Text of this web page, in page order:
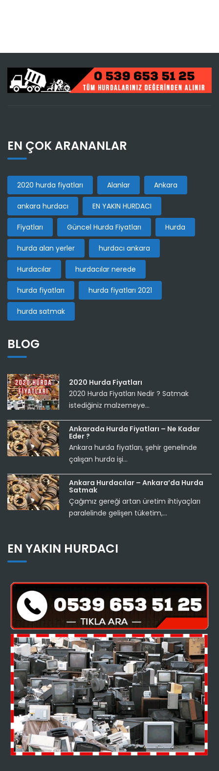
EN ÇOK ARANANLAR
2020 hurda fiyatları Alanlar Ankara
ankara hurdacı EN YAKIN HURDACI
Fiyatları Güncel Hurda Fiyatları Hurda
hurda alan yerler hurdacı ankara
Hurdacılar hurdacılar nerede
hurda fiyatları hurda fiyatları 2021
hurda satmak
BLOG
2020 Hurda Fiyatları
2020 Hurda Fiyatları Nedir ? Satmak
istediğiniz malzemeye...
Ankarada Hurda Fiyatları – Ne Kadar
Eder ?
Ankara hurda fiyatları, şehir genelinde
çalışan hurda işi...
Ankara Hurdacılar – Ankara’da Hurda
Satmak
Çağımız gereği artan üretim ihtiyaçları
paralelinde gelişen tüketim,...
EN YAKIN HURDACI